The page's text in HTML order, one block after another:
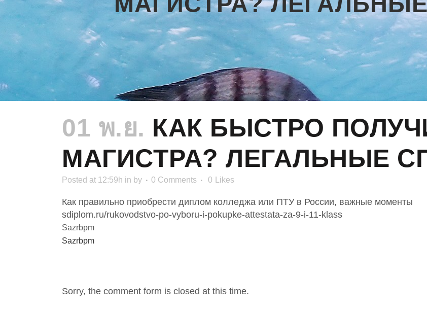
01 พ.ย. КАК БЫСТРО
МАГИСТРА? ЛЕГАЛЬНЫЕ
Posted at 12:59h in by 0 Comments 0 Likes
Как правильно приобрести диплом колледжа или ПТУ в России, важные моменты
sdiplom.ru/rukovodstvo-po-vyboru-i-pokupke-attestata-za-9-i-11-klass
Sazrbpm
Sazrbpm
Sorry, the comment form is closed at this time.